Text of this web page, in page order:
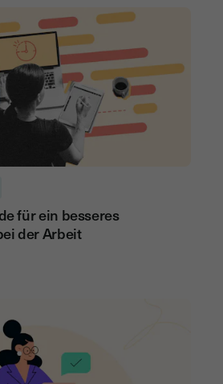
für ein besseres
der Arbeit